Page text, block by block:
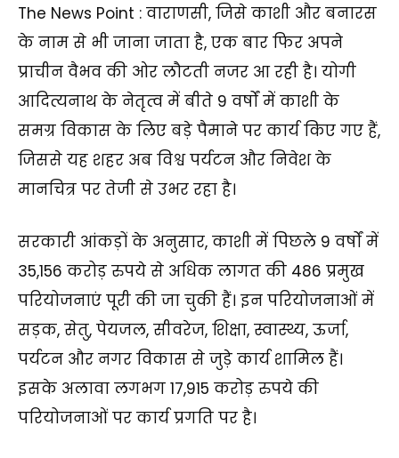
The News Point : वाराणसी, जिसे काशी और बनारस
के नाम से भी जाना जाता है, एक बार फिर अपने
प्राचीन वैभव की ओर लौटती नजर आ रही है। योगी
आदित्यनाथ के नेतृत्व में बीते 9 वर्षों में काशी के
समग्र विकास के लिए बड़े पैमाने पर कार्य किए गए हैं,
जिससे यह शहर अब विश्व पर्यटन और निवेश के
मानचित्र पर तेजी से उभर रहा है।
सरकारी आंकड़ों के अनुसार, काशी में पिछले 9 वर्षों में
35,156 करोड़ रुपये से अधिक लागत की 486 प्रमुख
परियोजनाएं पूरी की जा चुकी हैं। इन परियोजनाओं में
सड़क, सेतु, पेयजल, सीवरेज, शिक्षा, स्वास्थ्य, ऊर्जा,
पर्यटन और नगर विकास से जुड़े कार्य शामिल हैं।
इसके अलावा लगभग 17,915 करोड़ रुपये की
परियोजनाओं पर कार्य प्रगति पर है।